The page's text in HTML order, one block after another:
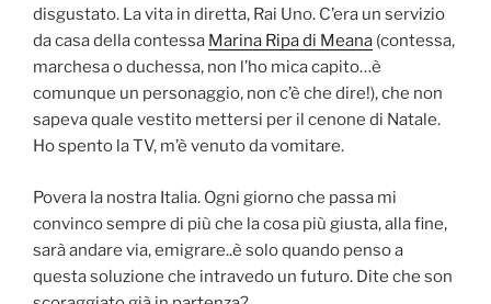
disgustato. La vita in diretta, Rai Uno. C’era un servizio
da casa della contessa Marina Ripa di Meana (contessa,
marchesa o duchessa, non l’ho mica capito…è
comunque un personaggio, non c’è che dire!), che non
sapeva quale vestito mettersi per il cenone di Natale.
Ho spento la TV, m’è venuto da vomitare.
Povera la nostra Italia. Ogni giorno che passa mi
convinco sempre di più che la cosa più giusta, alla fine,
sarà andare via, emigrare..è solo quando penso a
questa soluzione che intravedo un futuro. Dite che son